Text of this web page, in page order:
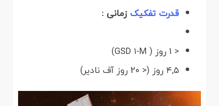
قدرت تفکیک زمانی :
< 1 روز ( GSD ۱-M)
۴,۵ روز (< 20 روز آف نادیر)